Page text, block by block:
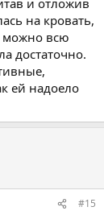
на кровать,
можно всю
достаточно.
ей надоело
#15